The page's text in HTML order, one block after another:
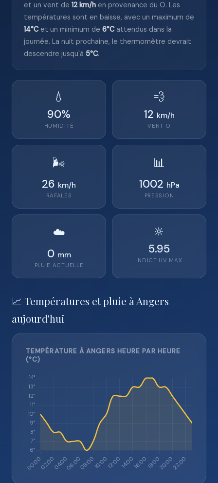
et un vent de 12 km/h en provenance du O. Les
températures sont en baisse, avec un maximum de
14°Cet un minimum de 6°Cattendus dans la
journée. La nuit prochaine, le thermomètre devrait
descendre jusqu'à 5°C.
💧
90%
HUMIDITÉ
💨
12 km/h
VENT O
🌬️
26 km/h
RAFALES
📊
1002 hPa
PRESSION
☁️
0 mm
PLUIE ACTUELLE
🔆
5.95
INDICE UV MAX
📈 Températures et pluie à Angers
aujourd'hui
TEMPÉRATURE À ANGERS HEURE PAR HEURE
(°C)